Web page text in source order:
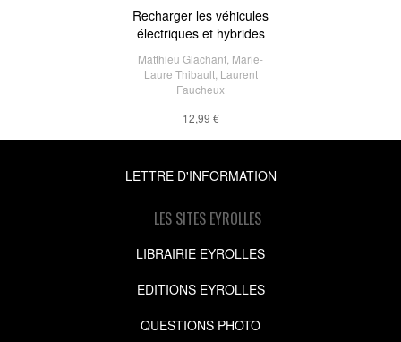
Recharger les véhicules
électriques et hybrides
Matthieu Glachant Marie-
Laure Thibault, Laurent
Faucheux
12,99 €
LETTRE D'INFORMATION
LES SITES EYROLLES
LIBRAIRIE EYROLLES
EDITIONS EYROLLES
QUESTIONS PHOTO